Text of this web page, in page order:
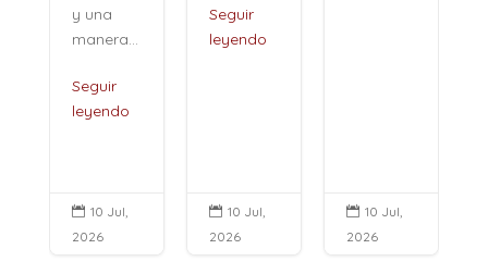
y una
manera...
Seguir
leyendo
 10 Jul,
2026
Seguir
leyendo
 10 Jul,
2026
 10 Jul,
2026